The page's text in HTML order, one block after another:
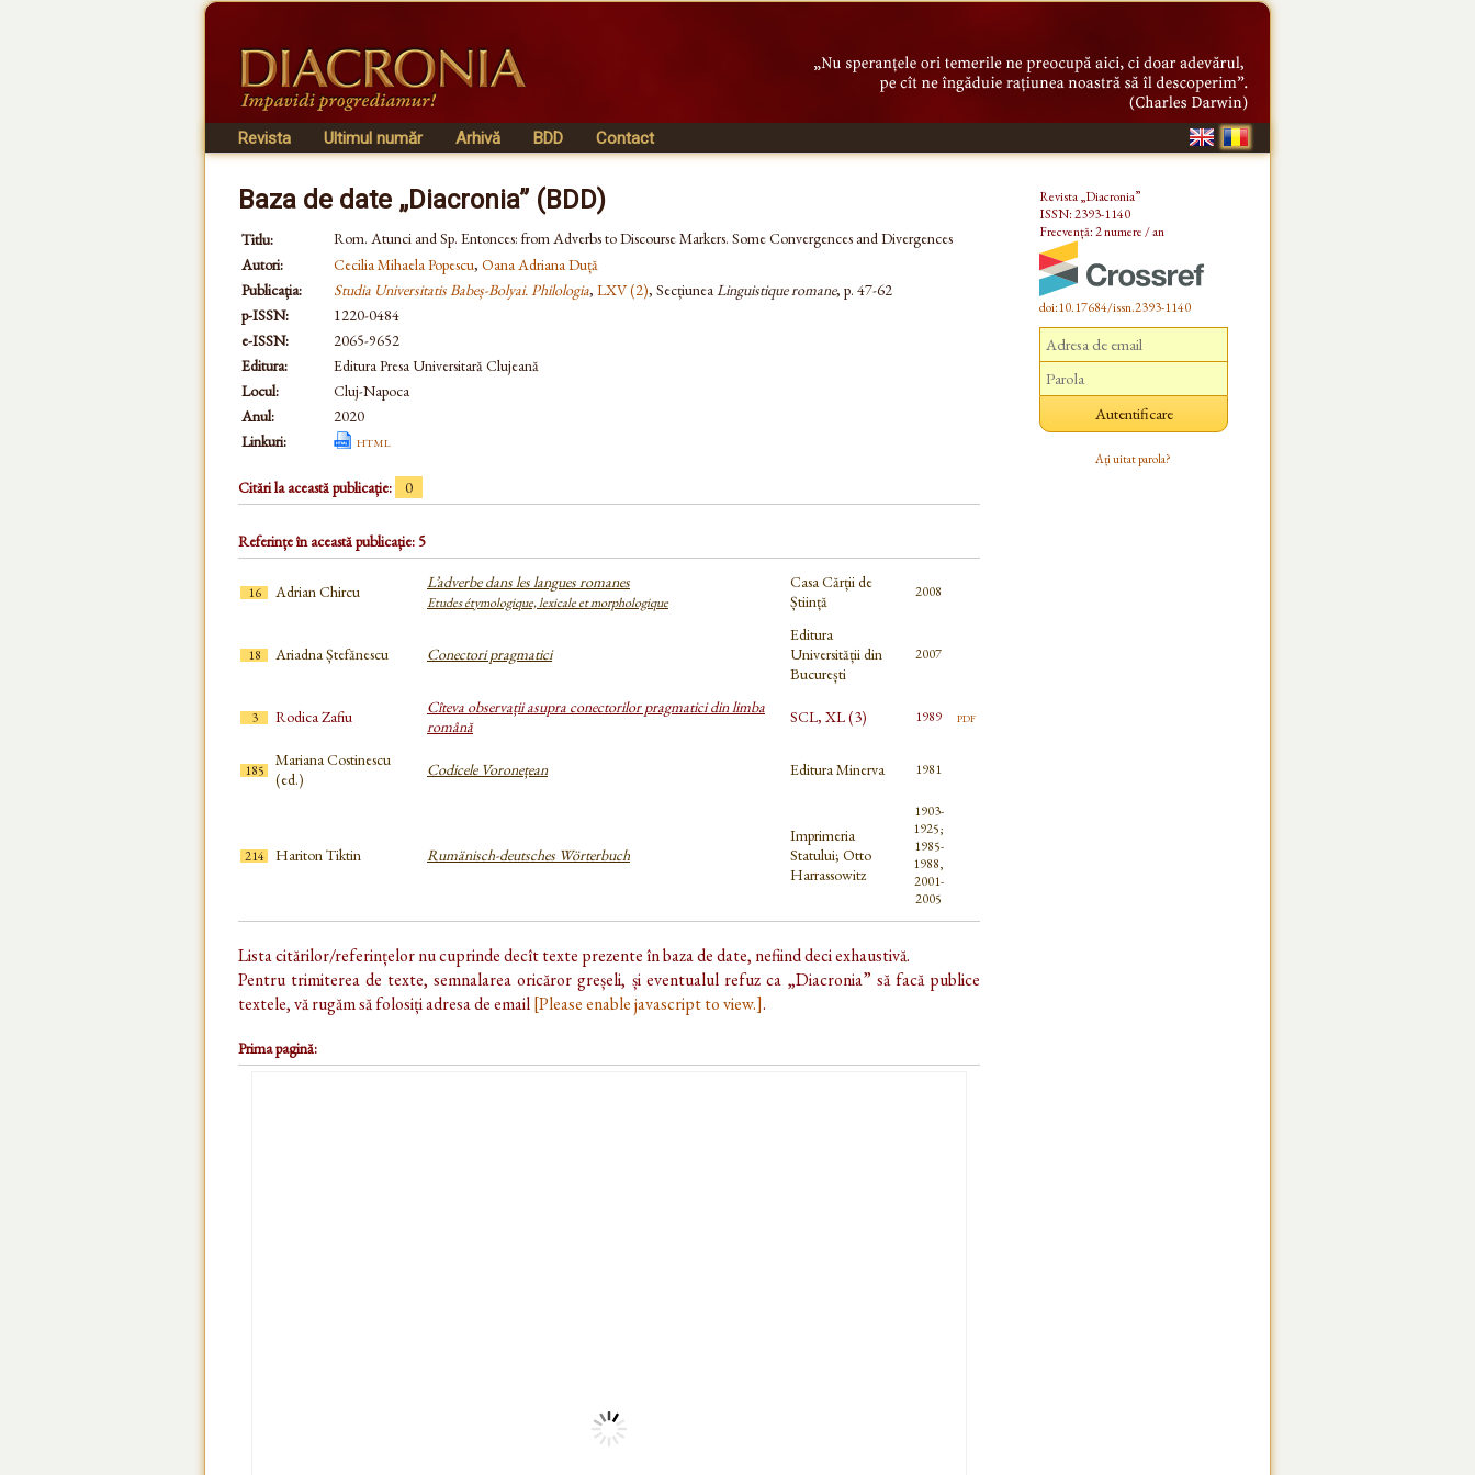
Revista Ultimul număr Arhivă BDD Contact
Baza de date „Diacronia” (BDD)
Titlu:
Rom. Atunci and Sp. Entonces: from Adverbs to Discourse Markers. Some Convergences and Divergences
Autori:
Cecilia Mihaela Popescu, Oana Adriana Duță
Publicația:
Studia Universitatis Babeș-Bolyai. Philologia, LXV (2), SecțiuneaLinguistique romane, p. 47-62
p-ISSN:
1220-0484
e-ISSN:
2065-9652
Editura:
Editura Presa Universitară Clujeană
Locul:
Cluj-Napoca
Anul:
2020
Linkuri:
html
Citări la această publicație: 0
Referințe în această publicație: 5
16 Adrian Chircu L’adverbe dans les langues romanes
Etudes étymologique, lexicale et morphologique
Casa Cărții de
Știință
2008
18 Ariadna Ștefănescu Conectori pragmatici
Editura
Universității din
București
2007
3 Rodica Zafiu
Cîteva observații asupra conectorilor pragmatici din limba
română
SCL, XL (3) 1989 pdf
185
Mariana Costinescu
(ed.)
Codicele Voronețean Editura Minerva 1981
214 Hariton Tiktin Rumänisch-deutsches Wörterbuch
Imprimeria
Statului; Otto
Harrassowitz
1903-
1925;
1985-
1988,
2001-
2005
Lista citărilor/referințelor nu cuprinde decît texte prezente în baza de date, nefiind deci exhaustivă.
Pentru trimiterea de texte, semnalarea oricăror greșeli, și eventualul refuz ca „Diacronia” să facă publice
textele, vă rugăm să folosiți adresa de email[Please enable javascript to view.].
Prima pagină:
Revista „Diacronia”
ISSN: 2393-1140
Frecvență: 2 numere / an
doi:10.17684/issn.2393-1140
Ați uitat parola?